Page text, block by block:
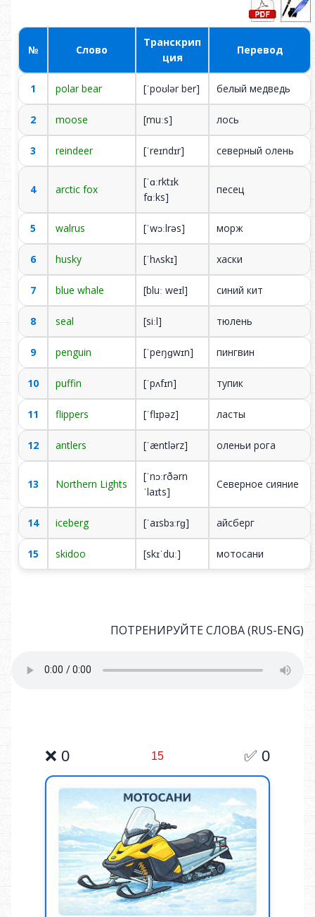
№ Слово
Транскрип
ция
Перевод
1 polar bear [ˈpoʊlər ber] бе­лый мед­ведь
2 moose [muːs] лось
3 reindeer [ˈreɪndɪr] се­вер­ный оле­нь
4 arctic fox
[ˈɑːrktɪk
fɑːks]
пе­сец
5 walrus [ˈwɔːlrəs] морж
6 husky [ˈhʌskɪ] ха­ски
7 blue whale [bluː weɪl] си­ний кит
8 seal [siːl] тю­лень
9 penguin [ˈpeŋɡwɪn] пинг­вин
10 puffin [ˈpʌfɪn] ту­пик
11 flippers [ˈflɪpəz] лас­ты
12 antlers [ˈæntlərz] о­ле­ньи ро­га
13 Northern Lights
[ˈnɔːrðərn
ˈlaɪts]
Се­вер­ное сия­ние
14 iceberg [ˈaɪsbɜːrɡ] айс­берг
15 skidoo [skɪˈduː] мо­то­са­ни
ПОТРЕНИРУЙТЕ СЛОВА (RUS-ENG)